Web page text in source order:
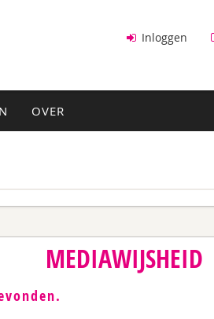
Inloggen
OVER
MEDIAWIJSHEID